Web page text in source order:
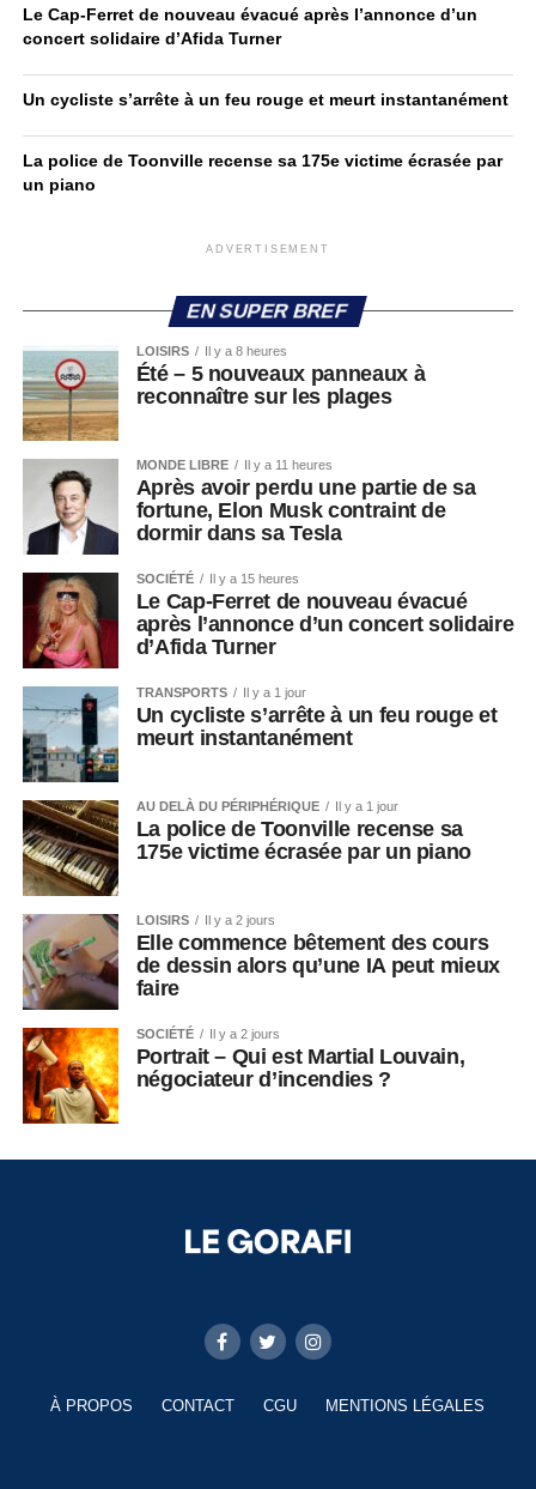
Le Cap-Ferret de nouveau évacué après l’annonce d’un
concert solidaire d’Afida Turner
Un cycliste s’arrête à un feu rouge et meurt instantanément
La police de Toonville recense sa 175e victime écrasée par
un piano
ADVERTISEMENT
EN SUPER BREF
LOISIRS Il y a 8 heures
Été – 5 nouveaux panneaux à
reconnaître sur les plages
MONDE LIBRE Il y a 11 heures
Après avoir perdu une partie de sa
fortune, Elon Musk contraint de
dormir dans sa Tesla
SOCIÉTÉ Il y a 15 heures
Le Cap-Ferret de nouveau évacué
après l’annonce d’un concert solidaire
d’Afida Turner
TRANSPORTS Il y a 1 jour
Un cycliste s’arrête à un feu rouge et
meurt instantanément
AU DELÀ DU PÉRIPHÉRIQUE Il y a 1 jour
La police de Toonville recense sa
175e victime écrasée par un piano
LOISIRS Il y a 2 jours
Elle commence bêtement des cours
de dessin alors qu’une IA peut mieux
faire
SOCIÉTÉ Il y a 2 jours
Portrait – Qui est Martial Louvain,
négociateur d’incendies ?
À PROPOS CONTACT CGU MENTIONS LÉGALES